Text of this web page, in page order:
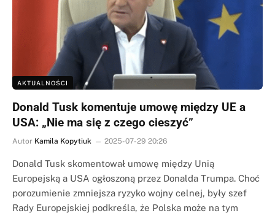
AKTUALNOŚCI
Donald Tusk komentuje umowę między UE a
USA: „Nie ma się z czego cieszyć”
Autor Kamila Kopytiuk 2025-07-29 20:26
Donald Tusk skomentował umowę między Unią
Europejską a USA ogłoszoną przez Donalda Trumpa. Choć
porozumienie zmniejsza ryzyko wojny celnej, były szef
Rady Europejskiej podkreśla, że Polska może na tym